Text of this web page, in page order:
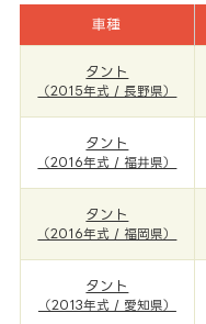
車種
タント
（2015年式 / 長野県）
タント
（2016年式 / 福井県）
タント
（2016年式 / 福岡県）
タント
（2013年式 / 愛知県）